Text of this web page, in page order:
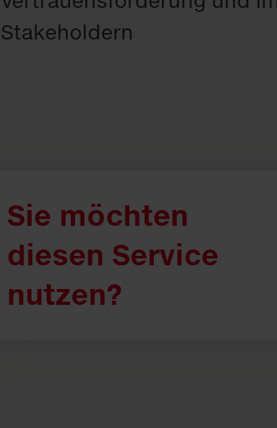
Stakeholdern
Sie möchten
diesen Service
nutzen?